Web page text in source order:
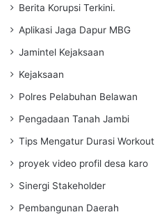
Berita Korupsi Terkini.
Aplikasi Jaga Dapur MBG
Jamintel Kejaksaan
Kejaksaan
Polres Pelabuhan Belawan
Pengadaan Tanah Jambi
Tips Mengatur Durasi Workout
proyek video profil desa karo
Sinergi Stakeholder
Pembangunan Daerah